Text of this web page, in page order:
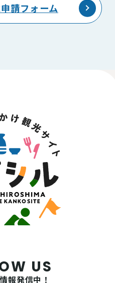
US
報発信中！
請フォーム